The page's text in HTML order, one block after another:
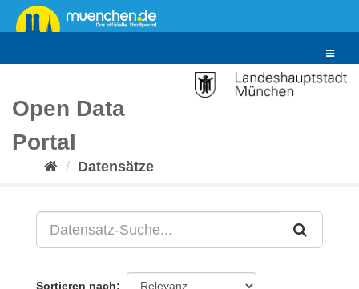
Überspringen
zum
Toggle
Open Data
Portal
Datensätze
Sortieren nach